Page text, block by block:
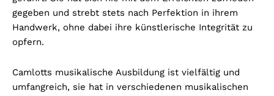
gegeben und strebt stets nach Perfektion in ihrem
Handwerk, ohne dabei ihre künstlerische Integrität zu
opfern.
Camlotts musikalische Ausbildung ist vielfältig und
umfangreich, sie hat in verschiedenen musikalischen